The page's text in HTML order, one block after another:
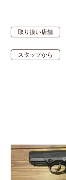
取り扱い店舗
スタッフから